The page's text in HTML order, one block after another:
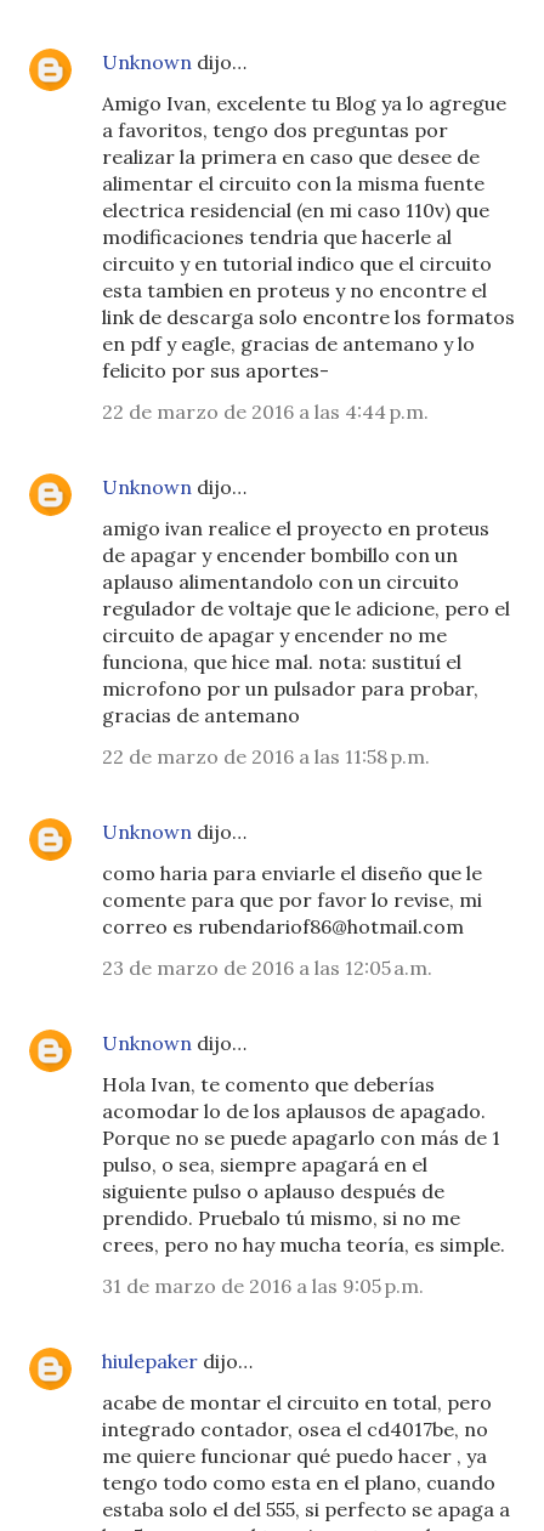
Unknown dijo…
Amigo Ivan, excelente tu Blog ya lo agregue
a favoritos, tengo dos preguntas por
realizar la primera en caso que desee de
alimentar el circuito con la misma fuente
electrica residencial (en mi caso 110v) que
modificaciones tendria que hacerle al
circuito y en tutorial indico que el circuito
esta tambien en proteus y no encontre el
link de descarga solo encontre los formatos
en pdf y eagle, gracias de antemano y lo
felicito por sus aportes-
22 de marzo de 2016 a las 4:44 p.m.
Unknown dijo…
amigo ivan realice el proyecto en proteus
de apagar y encender bombillo con un
aplauso alimentandolo con un circuito
regulador de voltaje que le adicione, pero el
circuito de apagar y encender no me
funciona, que hice mal. nota: sustituí el
microfono por un pulsador para probar,
gracias de antemano
22 de marzo de 2016 a las 11:58 p.m.
Unknown dijo…
como haria para enviarle el diseño que le
comente para que por favor lo revise, mi
correo es rubendariof86@hotmail.com
23 de marzo de 2016 a las 12:05 a.m.
Unknown dijo…
Hola Ivan, te comento que deberías
acomodar lo de los aplausos de apagado.
Porque no se puede apagarlo con más de 1
pulso, o sea, siempre apagará en el
siguiente pulso o aplauso después de
prendido. Pruebalo tú mismo, si no me
crees, pero no hay mucha teoría, es simple.
31 de marzo de 2016 a las 9:05 p.m.
hiulepaker dijo…
acabe de montar el circuito en total, pero
integrado contador, osea el cd4017be, no
me quiere funcionar qué puedo hacer , ya
tengo todo como esta en el plano, cuando
estaba solo el del 555, si perfecto se apaga a